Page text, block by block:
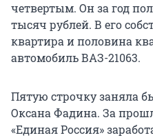
четвертым. Он за год
тысяч рублей. В его
квартира и половина
автомобиль ВАЗ-21063.
Пятую строчку заняла
Оксана Фадина. За
«Единая Россия»